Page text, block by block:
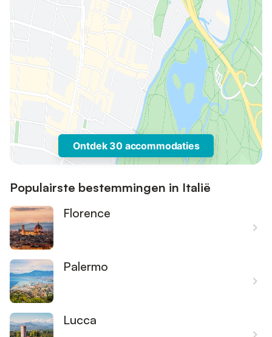
Ontdek 30 accommodaties
Populairste bestemmingen in Italië
Florence
Palermo
Lucca